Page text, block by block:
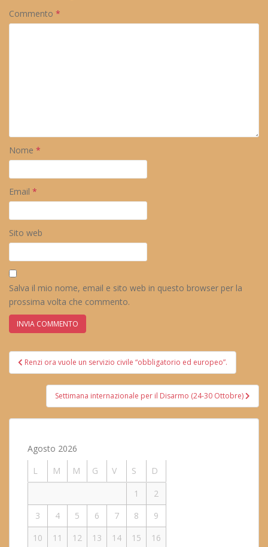
Commento *
Nome *
Email *
Sito web
Salva il mio nome, email e sito web in questo browser per la
prossima volta che commento.
Navigazione
articoli
Renzi ora vuole un servizio civile “obbligatorio ed europeo”.
Settimana internazionale per il Disarmo (24-30 Ottobre)
Agosto 2026
L
M M G V S
D
1
2
3
4 5 6 7 8
9
10
11 12 13 14 15 16